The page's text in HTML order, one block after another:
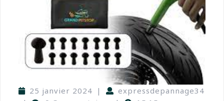
25 janvier 2024 |
expressdepannage34